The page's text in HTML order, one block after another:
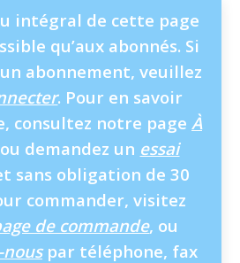
intégral de cette page
qu’aux abonnés. Si
abonnement, veuillez
. Pour en savoir
consultez notre page À
demandez un essai
sans obligation de 30
commander, visitez
de commande, ou
nouspar téléphone, fax